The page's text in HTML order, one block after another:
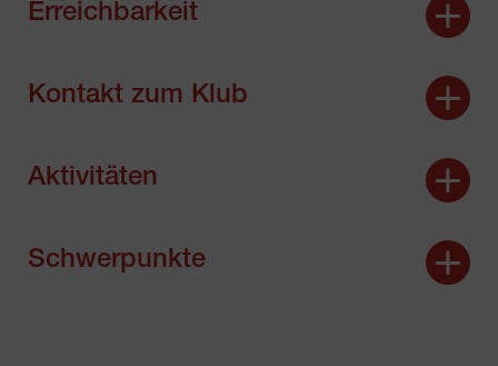
Erreichbarkeit
Kontakt zum Klub
Aktivitäten
Schwerpunkte